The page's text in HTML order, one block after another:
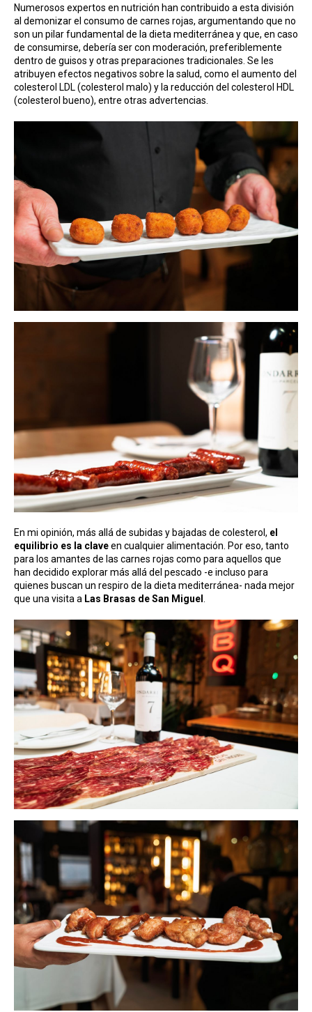
Numerosos expertos en nutrición han contribuido a esta división
al demonizar el consumo de carnes rojas, argumentando que no
son un pilar fundamental de la dieta mediterránea y que, en caso
de consumirse, debería ser con moderación, preferiblemente
dentro de guisos y otras preparaciones tradicionales. Se les
atribuyen efectos negativos sobre la salud, como el aumento del
colesterol LDL (colesterol malo) y la reducción del colesterol HDL
(colesterol bueno), entre otras advertencias.
En mi opinión, más allá de subidas y bajadas de colesterol, el
equilibrio es la claveen cualquier alimentación. Por eso, tanto
para los amantes de las carnes rojas como para aquellos que
han decidido explorar más allá del pescado -e incluso para
quienes buscan un respiro de la dieta mediterránea- nada mejor
que una visita a Las Brasas de San Miguel